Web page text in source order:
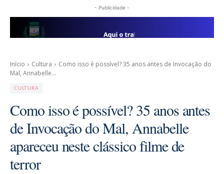
- Publicidade -
Início Cultura
Como isso é possível? 35 anos antes de Invocação do
Mal, Annabelle...
CULTURA
Como isso é possível? 35 anos antes
de Invocação do Mal, Annabelle
apareceu neste clássico filme de
terror